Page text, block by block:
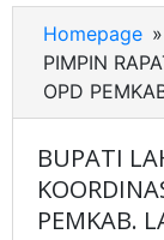
Homepage »
PIMPIN
OPD
BUPATI
PEMKAB.